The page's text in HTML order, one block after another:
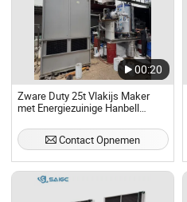
00:20
Zware Duty 25t Vlakijs Maker
met Energiezuinige Hanbell
Contact Opnemen